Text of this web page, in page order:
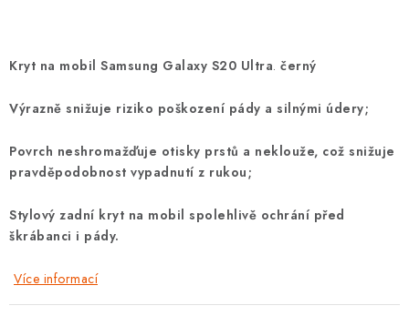
OBCHODNÍ PODMÍNKY
OCHRANA OSOBNÍCH ÚDAJŮ
HODNOCENÍ OBCHODU
Ochrana osobních údajů
Doprava a platba
Vrácení zboží a reklamace
Kryt na mobil Samsung Galaxy S20 Ultra. černý
Výrazně snižuje riziko poškození pády a silnými údery;
Povrch neshromažďuje otisky prstů a neklouže, což snižuje
pravděpodobnost vypadnutí z rukou;
Stylový zadní kryt na mobil spolehlivě ochrání před
škrábanci i pády.
Více informací